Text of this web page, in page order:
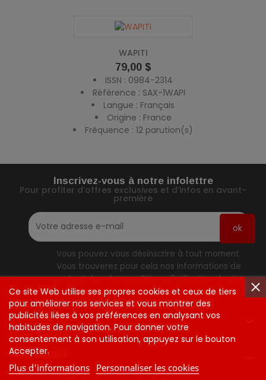
WAPITI
Prix
79,00 $
ISSN : 0984-2314
Référence : SAX-1WAPI
Langue : Français
Origine : France
Fréquence : 12 parution(s)
Inscrivez-vous à notre infolettre
Pour profiter d’offres exclusives et d’infos en avant-
première
Vous pouvez vous désinscrire à tout moment.
Vous trouverez pour cela nos informations de
contact dans les conditions d'utilisation du site.
Contactez-Nous
Notre Société
Notre Société
Ce site Web utilise ses propres cookies et ceux de tiers
pour améliorer nos services et vous montrer des
publicités liées à vos préférences en analysant vos
habitudes de navigation. Pour donner votre
consentement à son utilisation, appuyez sur le bouton
Accepter.
Plus d'informations Personnaliser les cookies